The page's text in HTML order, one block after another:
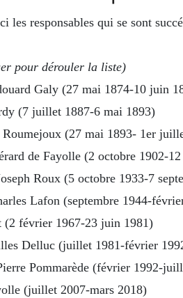
les responsables qui se sont
pour dérouler la liste)
Galy (27 mai 1874-10 juin
(7 juillet 1887-6 mai 1893)
(27 mai 1893- 1er
de Fayolle (2 octobre 1902-
Roux (5 octobre 1933-7
Lafon (septembre 1944-
(2 février 1967-23 juin 1981)
Delluc (juillet 1981-février
Pommarède (février 1992-
(juillet 2007-mars 2018)